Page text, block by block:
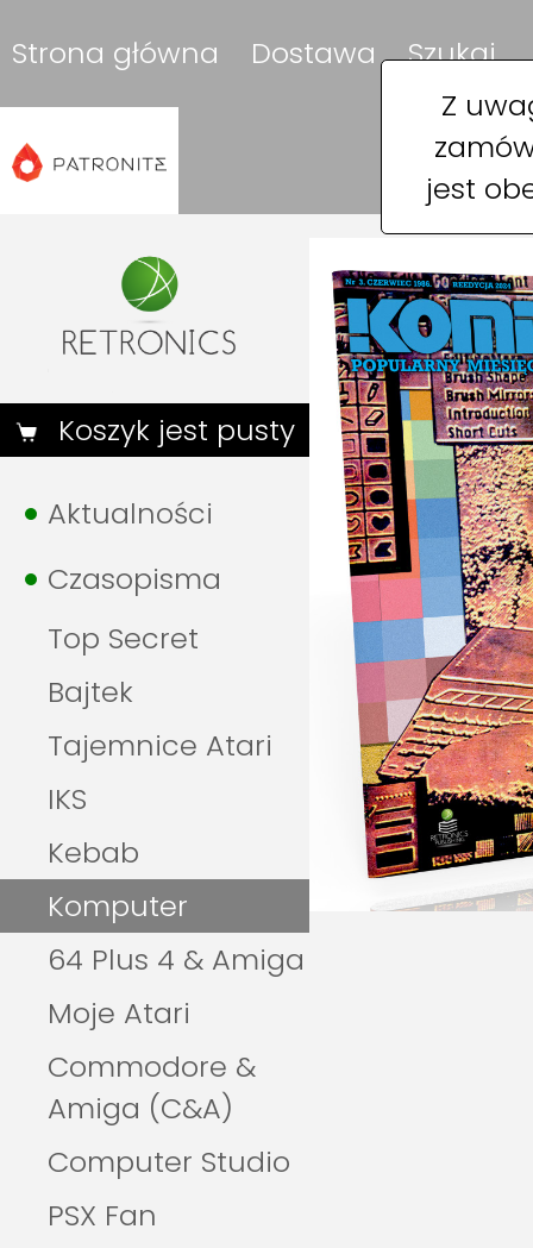
Z
jest
Strona główna Dostawa Szukaj
Koszyk jest pusty
Aktualności
Czasopisma
Top Secret
Bajtek
Tajemnice Atari
IKS
Kebab
Komputer
64 Plus 4 & Amiga
Moje Atari
Commodore &
Amiga (C&A)
Computer Studio
PSX Fan